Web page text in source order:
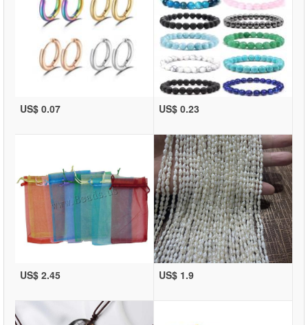
US$ 0.07 US$ 0.23
US$ 2.45 US$ 1.9